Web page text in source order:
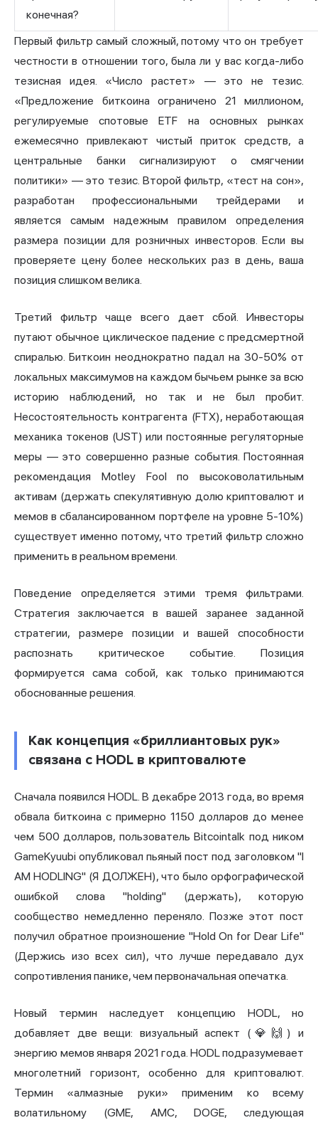
конечная?
Первый фильтр самый сложный, потому что он требует
честности в отношении того, была ли у вас когда-либо
тезисная идея. «Число растет» — это не тезис.
«Предложение биткоина ограничено 21 миллионом,
регулируемые спотовые ETF на основных рынках
ежемесячно привлекают чистый приток средств, а
центральные банки сигнализируют о смягчении
политики» — это тезис. Второй фильтр, «тест на сон»,
разработан профессиональными трейдерами и
является самым надежным правилом определения
размера позиции для розничных инвесторов. Если вы
проверяете цену более нескольких раз в день, ваша
позиция слишком велика.
Третий фильтр чаще всего дает сбой. Инвесторы
путают обычное циклическое падение с предсмертной
спиралью. Биткоин неоднократно падал на 30-50% от
локальных максимумов на каждом бычьем рынке за всю
историю наблюдений, но так и не был пробит.
Несостоятельность контрагента (FTX), неработающая
механика токенов (UST) или постоянные регуляторные
меры — это совершенно разные события. Постоянная
рекомендация Motley Fool по высоковолатильным
активам (держать спекулятивную долю криптовалют и
мемов в сбалансированном портфеле на уровне 5-10%)
существует именно потому, что третий фильтр сложно
применить в реальном времени.
Поведение определяется этими тремя фильтрами.
Стратегия заключается в вашей заранее заданной
стратегии, размере позиции и вашей способности
распознать критическое событие. Позиция
формируется сама собой, как только принимаются
обоснованные решения.
Как концепция «бриллиантовых рук»
связана с HODL в криптовалюте
Сначала появился HODL. В декабре 2013 года, во время
обвала биткоина с примерно 1150 долларов до менее
чем 500 долларов, пользователь Bitcointalk под ником
GameKyuubi опубликовал пьяный пост под заголовком "I
AM HODLING" (Я ДОЛЖЕН), что было орфографической
ошибкой слова "holding" (держать), которую
сообщество немедленно переняло. Позже этот пост
получил обратное произношение "Hold On for Dear Life"
(Держись изо всех сил), что лучше передавало дух
сопротивления панике, чем первоначальная опечатка.
Новый термин наследует концепцию HODL, но
добавляет две вещи: визуальный аспект (💎🙌) и
энергию мемов января 2021 года. HODL подразумевает
многолетний горизонт, особенно для криптовалют.
Термин «алмазные руки» применим ко всему
волатильному (GME, AMC, DOGE, следующая